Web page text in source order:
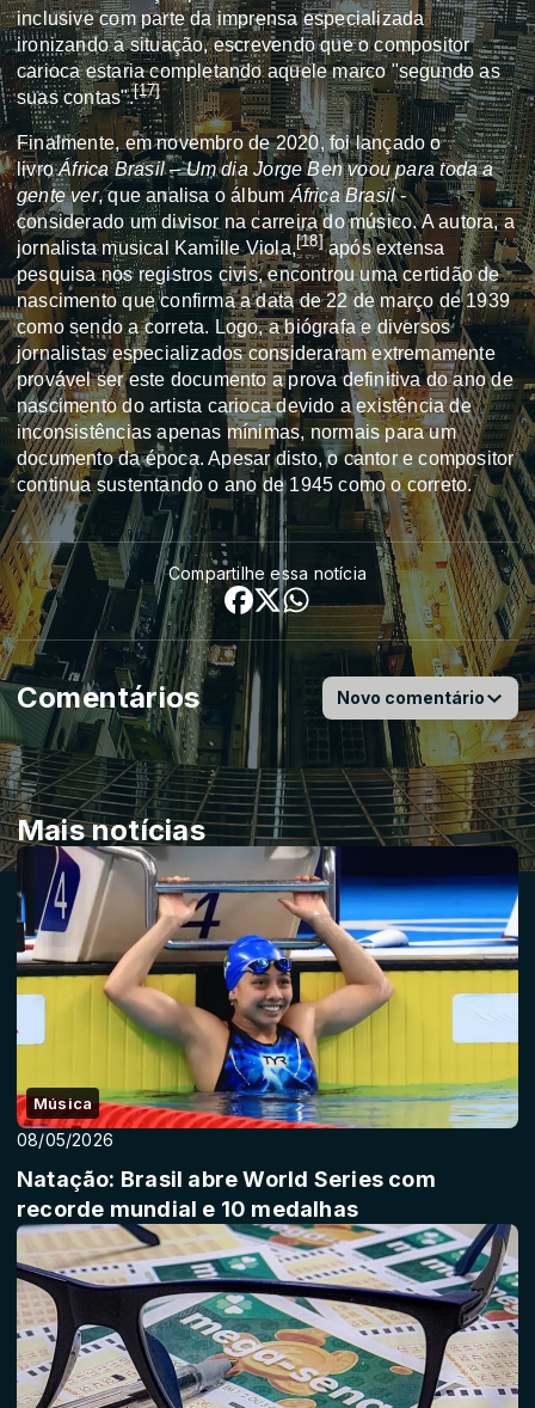
inclusive com parte da imprensa especializada
ironizando a situação, escrevendo que o compositor
carioca estaria completando aquele marco "segundo as
suas contas".[17]
Finalmente, em novembro de 2020, foi lançado o
livroÁfrica Brasil – Um dia Jorge Ben voou para toda a
gente ver, que analisa o álbumÁfrica Brasil-
considerado um divisor na carreira do músico. A autora, a
jornalista musical Kamille Viola,[18]após extensa
pesquisa nos registros civis, encontrou uma certidão de
nascimento que confirma a data de 22 de março de 1939
como sendo a correta. Logo, a biógrafa e diversos
jornalistas especializados consideraram extremamente
provável ser este documento a prova definitiva do ano de
nascimento do artista carioca devido a existência de
inconsistências apenas mínimas, normais para um
documento da época. Apesar disto, o cantor e compositor
continua sustentando o ano de 1945 como o correto.
Compartilhe essa notícia
Comentários Novo comentário
Mais notícias
Música
08/05/2026
Natação: Brasil abre World Series com
recorde mundial e 10 medalhas